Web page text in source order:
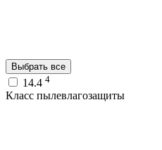
Выбрать все
14.4 4
Класс пылевлагозащиты